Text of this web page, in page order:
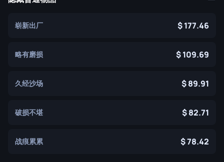
崭新出厂 177.46
略有磨损 109.69
久经沙场 89.91
破损不堪 82.71
战痕累累 78.42